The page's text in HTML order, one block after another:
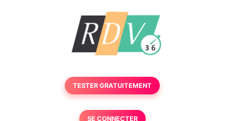
TESTER GRATUITEMENT
SE CONNECTER